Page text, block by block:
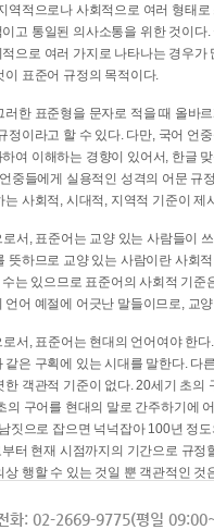
역적으로나 사회적으로 여러 형태
고 통일된 의사소통을 위한 것이다
으로 여러 가지로 나타나는 경우가
이 표준어 규정의 목적이다.
러한 표준형을 문자로 적을 때 올바
정이라고 할 수 있다. 다만, 국어 언
여 이해하는 경향이 있어서, 한글
중들에게 실용적인 성격의 어문 규
는 사회적, 시대적, 지역적 기준이 제
서, 표준어는 교양 있는 사람들이
뜻하므로 교양 있는 사람이란 사회
는 있으므로 표준어의 사회적 기
언어 예절에 어긋난 말들이므로, 교
서, 표준어는 현대의 언어여야 한
같은 구획에 있는 시대를 말한다. 다
한 객관적 기준이 없다. 20세기 초의
의 구어를 현대의 말로 간주하기에
짓으로 잡으면 넉넉잡아 100년 정
터 현재 시점까지의 기간으로 규정
상 행할 수 있는 것일 뿐 객관적인 것
로서, 표준어는 서울말이어야 한다.
화: 02-2669-9775(평일